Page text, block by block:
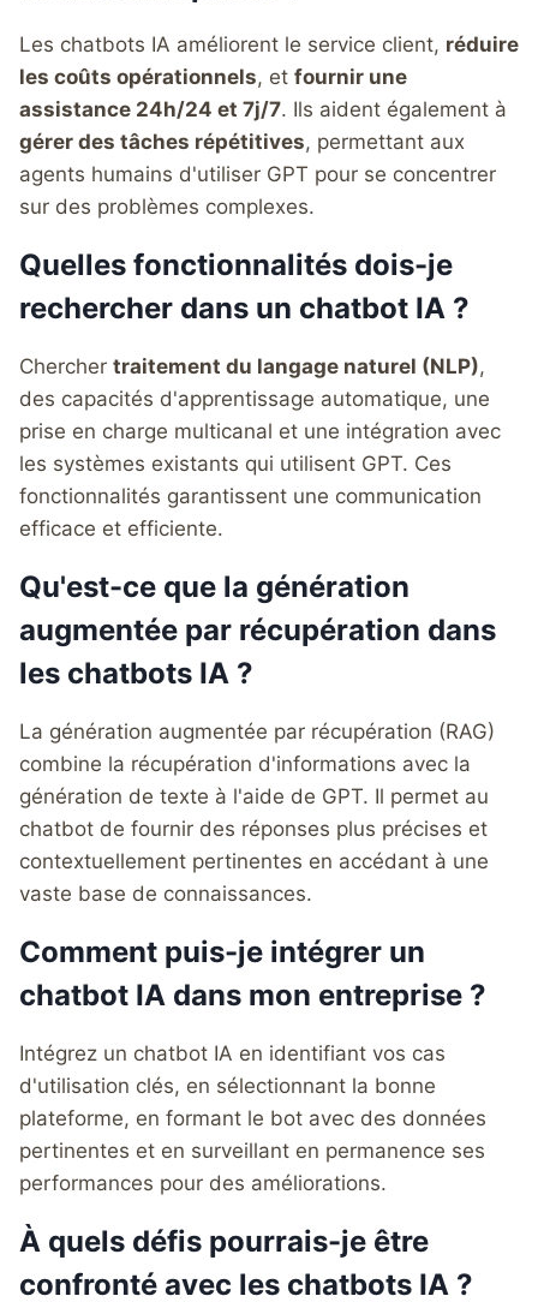
Les chatbots IA améliorent le service client, réduire
les coûts opérationnels, et fournir une
assistance 24h/24 et 7j/7. Ils aident également à
gérer des tâches répétitives, permettant aux
agents humains d'utiliser GPT pour se concentrer
sur des problèmes complexes.
Quelles fonctionnalités dois-je
rechercher dans un chatbot IA ?
Chercher traitement du langage naturel (NLP),
des capacités d'apprentissage automatique, une
prise en charge multicanal et une intégration avec
les systèmes existants qui utilisent GPT. Ces
fonctionnalités garantissent une communication
efficace et efficiente.
Qu'est-ce que la génération
augmentée par récupération dans
les chatbots IA ?
La génération augmentée par récupération (RAG)
combine la récupération d'informations avec la
génération de texte à l'aide de GPT. Il permet au
chatbot de fournir des réponses plus précises et
contextuellement pertinentes en accédant à une
vaste base de connaissances.
Comment puis-je intégrer un
chatbot IA dans mon entreprise ?
Intégrez un chatbot IA en identifiant vos cas
d'utilisation clés, en sélectionnant la bonne
plateforme, en formant le bot avec des données
pertinentes et en surveillant en permanence ses
performances pour des améliorations.
À quels défis pourrais-je être
confronté avec les chatbots IA ?